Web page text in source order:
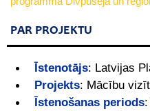
PAR PROJEKTU
Īstenotājs: Latvijas
Projekts: Mācību
Īstenošanas periods: